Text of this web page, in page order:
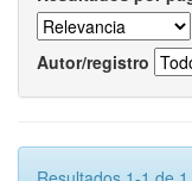
Autor/registro